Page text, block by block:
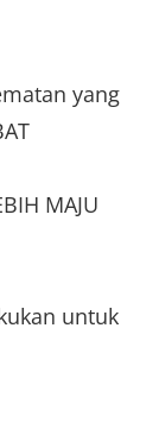
yang
MAJU
untuk